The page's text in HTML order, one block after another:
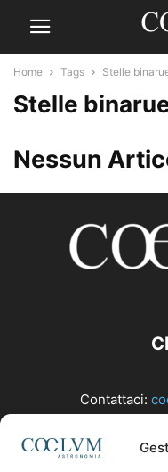
Home Tags Stelle
Stelle
Nessun
Contattaci: